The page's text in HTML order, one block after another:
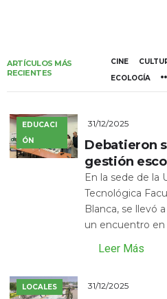
ARTÍCULOS MÁS
RECIENTES
CINE
ECOLOGÍA
EDUCACI
ÓN
31/12/2025
Debatieron
gestión
En la sede de la
Tecnológica
Blanca, se llevó
un encuentro en
Leer Más
LOCALES 31/12/2025